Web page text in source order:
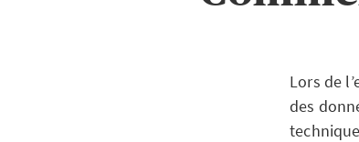
Lors de
des